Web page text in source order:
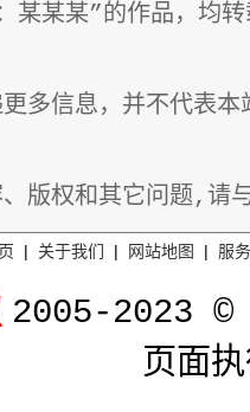
某某某”的作品，均
多信息，并不代表
版权和其它问题,请
| 关于我们 | 网站地图 | 服
2005-2023
页面